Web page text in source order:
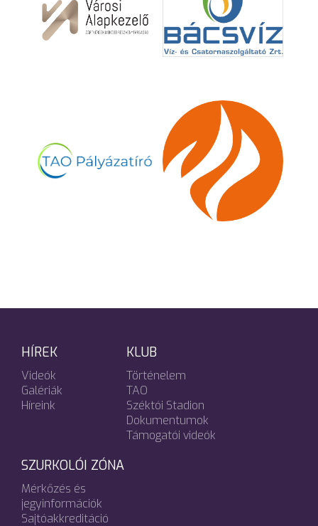
HÍREK
Videók
Galériák
Híreink
KLUB
Történelem
TAO
Széktói Stadion
Dokumentumok
Támogatói videók
SZURKOLÓI ZÓNA
Mérkőzés és
jegyinformációk
Sajtóakkreditáció